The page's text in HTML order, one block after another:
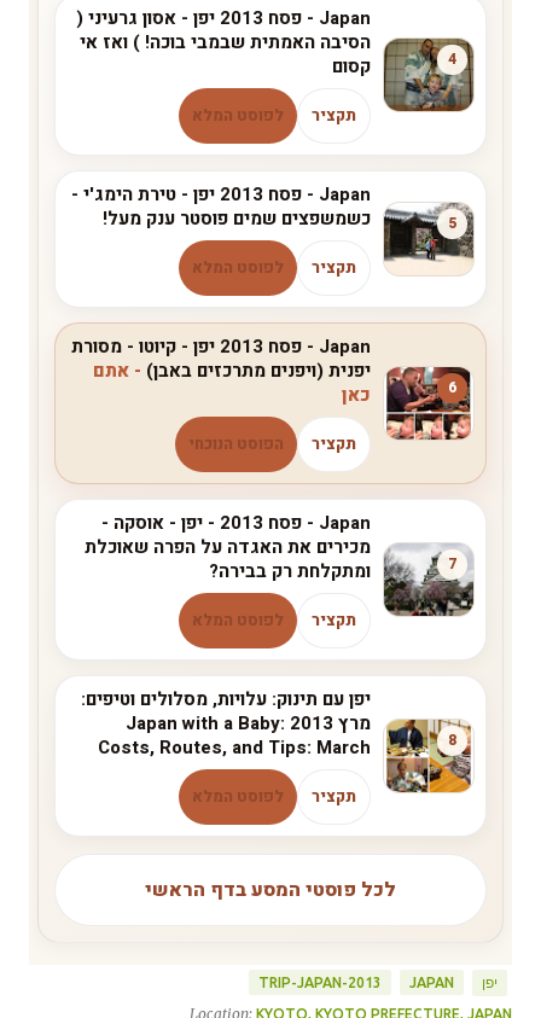
4
Japan - פסח 2013 יפן - אסון גרעיני (
הסיבה האמתית שבמבי בוכה! ) ואז אי
קסום
תקציר לפוסט המלא
5
Japan - פסח 2013 יפן - טירת הימג'י -
כשמשפצים שמים פוסטר ענק מעל!
תקציר לפוסט המלא
6
Japan - פסח 2013 יפן - קיוטו - מסורת
יפנית (ויפנים מתרכזים באבן)
תקציר הפוסט הנוכחי
7
Japan - פסח 2013 - יפן - אוסקה -
מכירים את האגדה על הפרה שאוכלת
ומתקלחת רק בבירה?
תקציר לפוסט המלא
8
יפן עם תינוק: עלויות, מסלולים וטיפים:
מרץ 2013 Japan with a Baby:
Costs, Routes, and Tips: March
תקציר לפוסט המלא
לכל פוסטי המסע בדף הראשי
יפן JAPAN
TRIP-JAPAN-2013
Location: KYOTO, KYOTO PREFECTURE, JAPAN